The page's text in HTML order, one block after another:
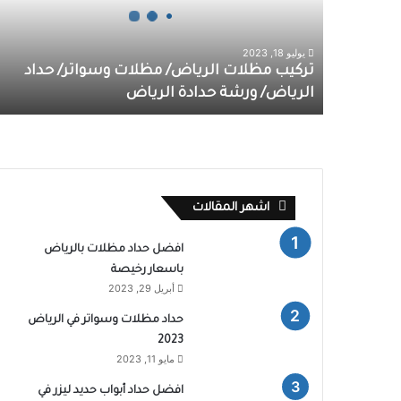
يوليو 18, 2023
تركيب مظلات الرياض/ مظلات وسواتر/ حداد
الرياض/ ورشة حدادة الرياض
اشهر المقالات
افضل حداد مظلات بالرياض
باسعار رخيصة
أبريل 29, 2023
حداد مظلات وسواتر في الرياض
2023
مايو 11, 2023
افضل حداد أبواب حديد ليزر في